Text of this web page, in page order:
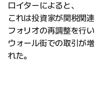
ロイターによると、
これは投資家が関税関
フォリオの再調整を行い
ウォール街での取引が
れた。